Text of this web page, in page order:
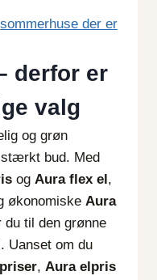
sommerhuse der er
derfor er
valg
og grøn
bud. Med
og Aura flex el,
økonomiske Aura
du til den grønne
. Uanset om du
, Aura elpris